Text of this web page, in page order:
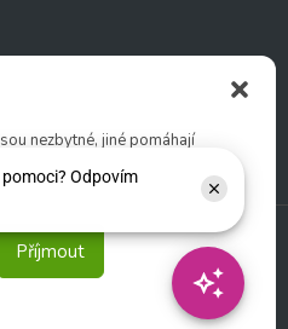
nezbytné, jiné pomáhají
Příjmout